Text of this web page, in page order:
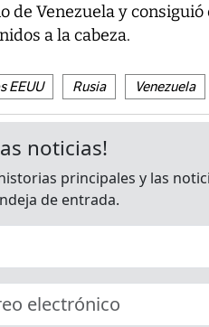
Venezuela y consiguió
a la cabeza.
EEUU Rusia Venezuela